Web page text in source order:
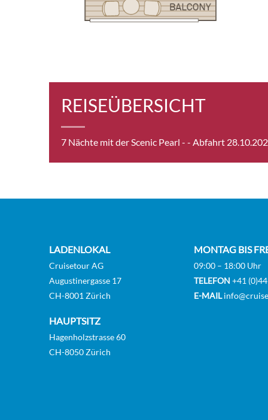
[RO]
REISEÜBERSICHT
7 Nächte mit der Scenic Pearl - - Abfahrt
LADENLOKAL
Cruisetour AG
Augustinergasse 17
CH-8001 Zürich
HAUPTSITZ
Hagenholzstrasse 60
CH-8050 Zürich
MONTAG BIS
09:00 – 18:00 Uhr
TELEFON +41
E-MAIL